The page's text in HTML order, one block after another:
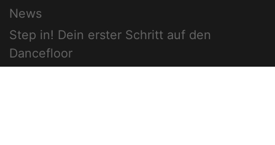
News
Step in! Dein erster Schritt auf den
Dancefloor